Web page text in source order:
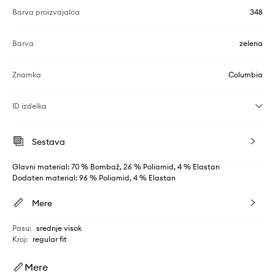
Barva proizvajalca 348
Barva zelena
Znamka Columbia
ID izdelka
Sestava
Glavni material: 70 % Bombaž, 26 % Poliamid, 4 % Elastan
Dodaten material: 96 % Poliamid, 4 % Elastan
Mere
Pasu: srednje visok
Kroj: regular fit
Mere